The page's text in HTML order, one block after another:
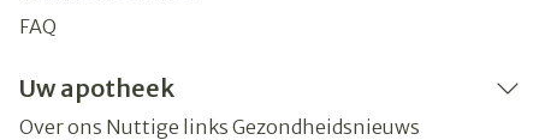
FAQ
Uw apotheek
Over ons Nuttige links Gezondheidsnieuws